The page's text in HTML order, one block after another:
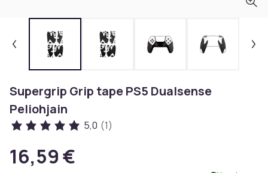
Supergrip Grip tape PS5 Dualsense
Peliohjain
5,0 (1)
16,59 €